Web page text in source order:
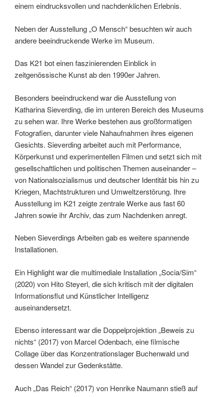
einem eindrucksvollen und nachdenklichen Erlebnis.
Neben der Ausstellung „O Mensch“ besuchten wir auch
andere beeindruckende Werke im Museum.
Das K21 bot einen faszinierenden Einblick in
zeitgenössische Kunst ab den 1990er Jahren.
Besonders beeindruckend war die Ausstellung von
Katharina Sieverding, die im unteren Bereich des Museums
zu sehen war. Ihre Werke bestehen aus großformatigen
Fotograﬁen, darunter viele Nahaufnahmen ihres eigenen
Gesichts. Sieverding arbeitet auch mit Performance,
Körperkunst und experimentellen Filmen und setzt sich mit
gesellschaftlichen und politischen Themen auseinander –
von Nationalsozialismus und deutscher Identität bis hin zu
Kriegen, Machtstrukturen und Umweltzerstörung. Ihre
Ausstellung im K21 zeigte zentrale Werke aus fast 60
Jahren sowie ihr Archiv, das zum Nachdenken anregt.
Neben Sieverdings Arbeiten gab es weitere spannende
Installationen.
Ein Highlight war die multimediale Installation „Socia/Sim“
(2020) von Hito Steyerl, die sich kritisch mit der digitalen
Informationsﬂut und Künstlicher Intelligenz
auseinandersetzt.
Ebenso interessant war die Doppelprojektion „Beweis zu
nichts“ (2017) von Marcel Odenbach, eine ﬁlmische
Collage über das Konzentrationslager Buchenwald und
dessen Wandel zur Gedenkstätte.
Auch „Das Reich“ (2017) von Henrike Naumann stieß auf